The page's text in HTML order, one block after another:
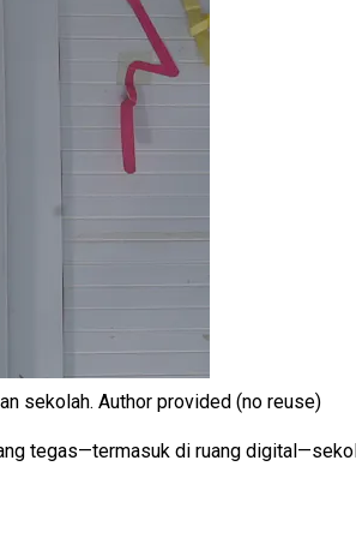
sekolah. Author provided (no reuse)
tegas—termasuk di ruang